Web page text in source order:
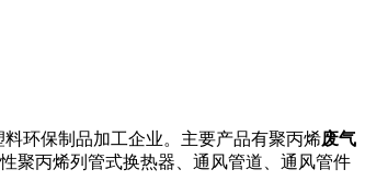
环保制品加工企业。主要产品有聚丙烯废气
聚丙烯列管式换热器、通风管道、通风管件